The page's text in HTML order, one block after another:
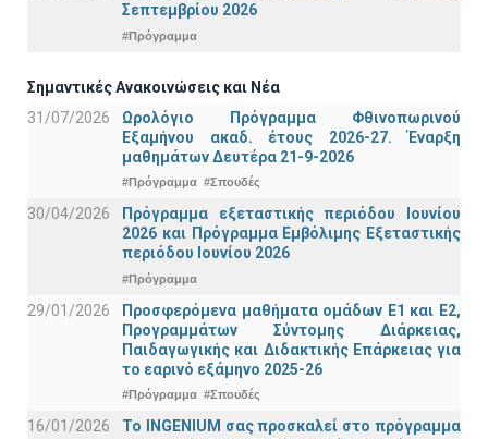
Σεπτεμβρίου 2026
#Πρόγραμμα
Σημαντικές Ανακοινώσεις και Νέα
31/07/2026
Ωρολόγιο Πρόγραμμα Φθινοπωρινού
Εξαμήνου ακαδ. έτους 2026-27. Έναρξη
μαθημάτων Δευτέρα 21-9-2026
#Πρόγραμμα #Σπουδές
30/04/2026
Πρόγραμμα εξεταστικής περιόδου Ιουνίου
2026 και Πρόγραμμα Εμβόλιμης Εξεταστικής
περιόδου Ιουνίου 2026
#Πρόγραμμα
29/01/2026
Προσφερόμενα μαθήματα ομάδων Ε1 και Ε2,
Προγραμμάτων Σύντομης Διάρκειας,
Παιδαγωγικής και Διδακτικής Επάρκειας για
το εαρινό εξάμηνο 2025-26
#Πρόγραμμα #Σπουδές
16/01/2026
Το INGENIUM σας προσκαλεί στο πρόγραμμα